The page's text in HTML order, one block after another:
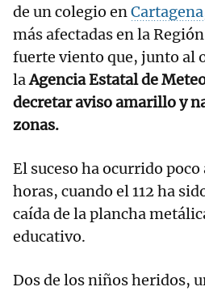
de un colegio enCartagena
más afectadas en la
fuerte viento que, junto al
laAgencia Estatal de
decretar aviso amarillo y
zonas.
El suceso ha ocurrido poco
horas, cuando el 112 ha
caída de la plancha
educativo.
Dos de los niños heridos,